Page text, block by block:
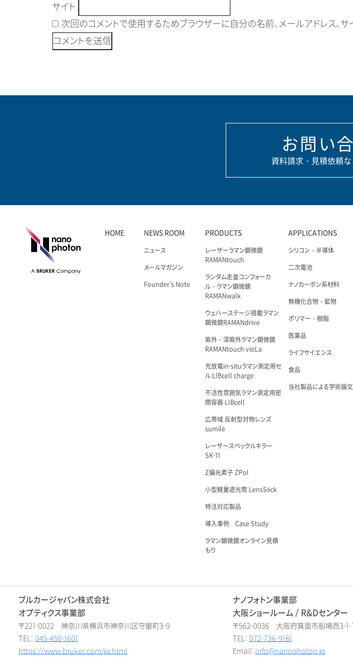
サイト
次回のコメントで使用するためブラウザーに自分の名前、メールアドレス、サ
お問い
資料請求・見積依頼な
HOME NEWS ROOM
ニュース
メールマガジン
Founder’s Note
PRODUCTS
レーザーラマン顕微鏡
RAMANtouch
ランダム走査コンフォーカ
ル・ラマン顕微鏡
RAMANwalk
ウェハーステージ搭載ラマン
顕微鏡RAMANdrive
紫外・深紫外ラマン顕微鏡
RAMANtouch vioLa
充放電in-situラマン測定用セ
ル LIBcell charge
不活性雰囲気ラマン測定用密
閉容器 LIBcell
広帯域 反射型対物レンズ
sumilé
レーザースペックルキラー
SK-11
Z偏光素子 ZPol
小型軽量遮光筒 LensSöck
特注対応製品
導入事例 Case Study
ラマン顕微鏡オンライン見積
もり
APPLICATIONS
シリコン・半導体
二次電池
ナノカーボン系材料
無機化合物・鉱物
ポリマー・樹脂
医薬品
ライフサイエンス
食品
当社製品による学術論文
ブルカージャパン株式会社
オプティクス事業部
〒221-0022 神奈川県横浜市神奈川区守屋町3-9
TEL: 045-450-1601
https://www.bruker.com/ja.html
ナノフォトン事業部
大阪ショールーム / R&Dセンター
〒562-0036 大阪府箕面市船場西3-1-
TEL: 072-736-9181
Email: info@nanophoton.jp